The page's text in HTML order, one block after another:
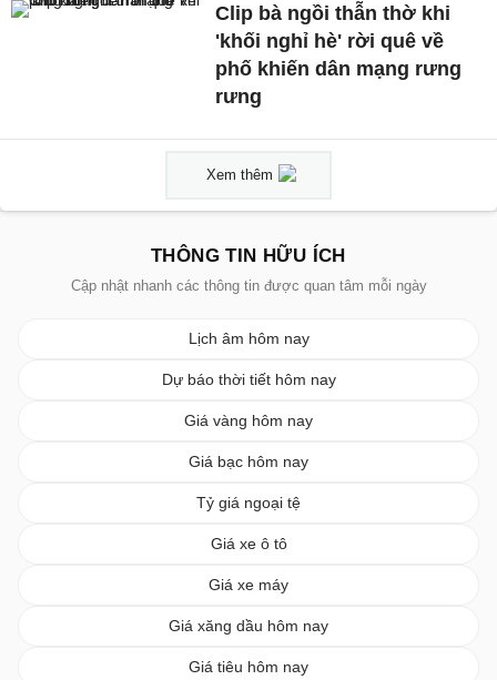
Clip bà ngồi thẫn thờ khi
'khối nghỉ hè' rời quê về
phố khiến dân mạng rưng
rưng
Xem thêm
THÔNG TIN HỮU ÍCH
Cập nhật nhanh các thông tin được quan tâm mỗi ngày
Lịch âm hôm nay
Dự báo thời tiết hôm nay
Giá vàng hôm nay
Giá bạc hôm nay
Tỷ giá ngoại tệ
Giá xe ô tô
Giá xe máy
Giá xăng dầu hôm nay
Giá tiêu hôm nay